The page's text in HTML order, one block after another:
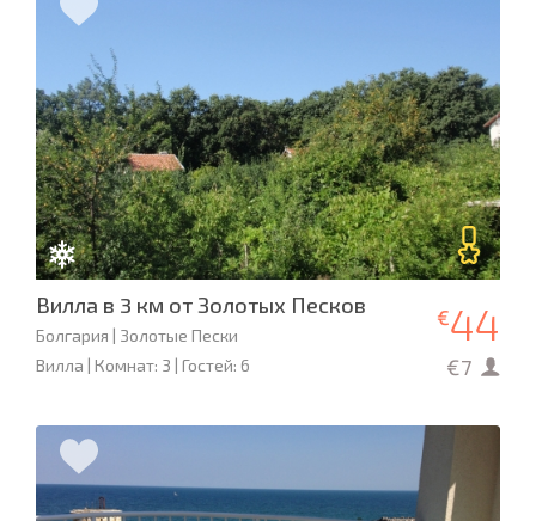
Вилла в 3 км от Золотых Песков
Болгария | Золотые Пески
Вилла | Комнат: 3 | Гостей: 6
€44
€7